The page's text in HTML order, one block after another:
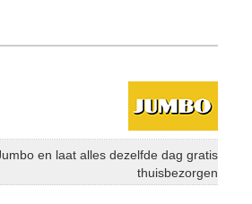
en laat alles dezelfde dag gratis
thuisbezorgen